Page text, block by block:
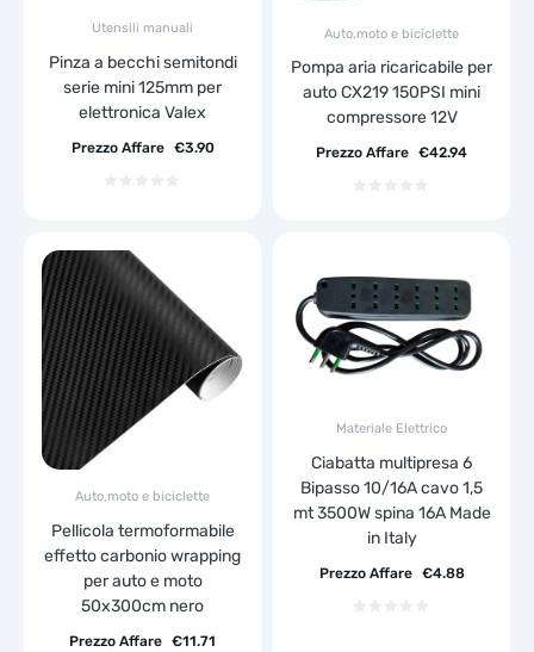
Utensili manuali
Pinza a becchi semitondi
serie mini 125mm per
elettronica Valex
€3.90
Prezzo Affare
Auto,moto e biciclette
Pompa aria ricaricabile per
auto CX219 150PSI mini
compressore 12V
€42.94
Prezzo Affare
Auto,moto e biciclette
Pellicola termoformabile
effetto carbonio wrapping
per auto e moto
50x300cm nero
€11.71
Prezzo Affare
Materiale Elettrico
Ciabatta multipresa 6
Bipasso 10/16A cavo 1,5
mt 3500W spina 16A Made
in Italy
€4.88
Prezzo Affare